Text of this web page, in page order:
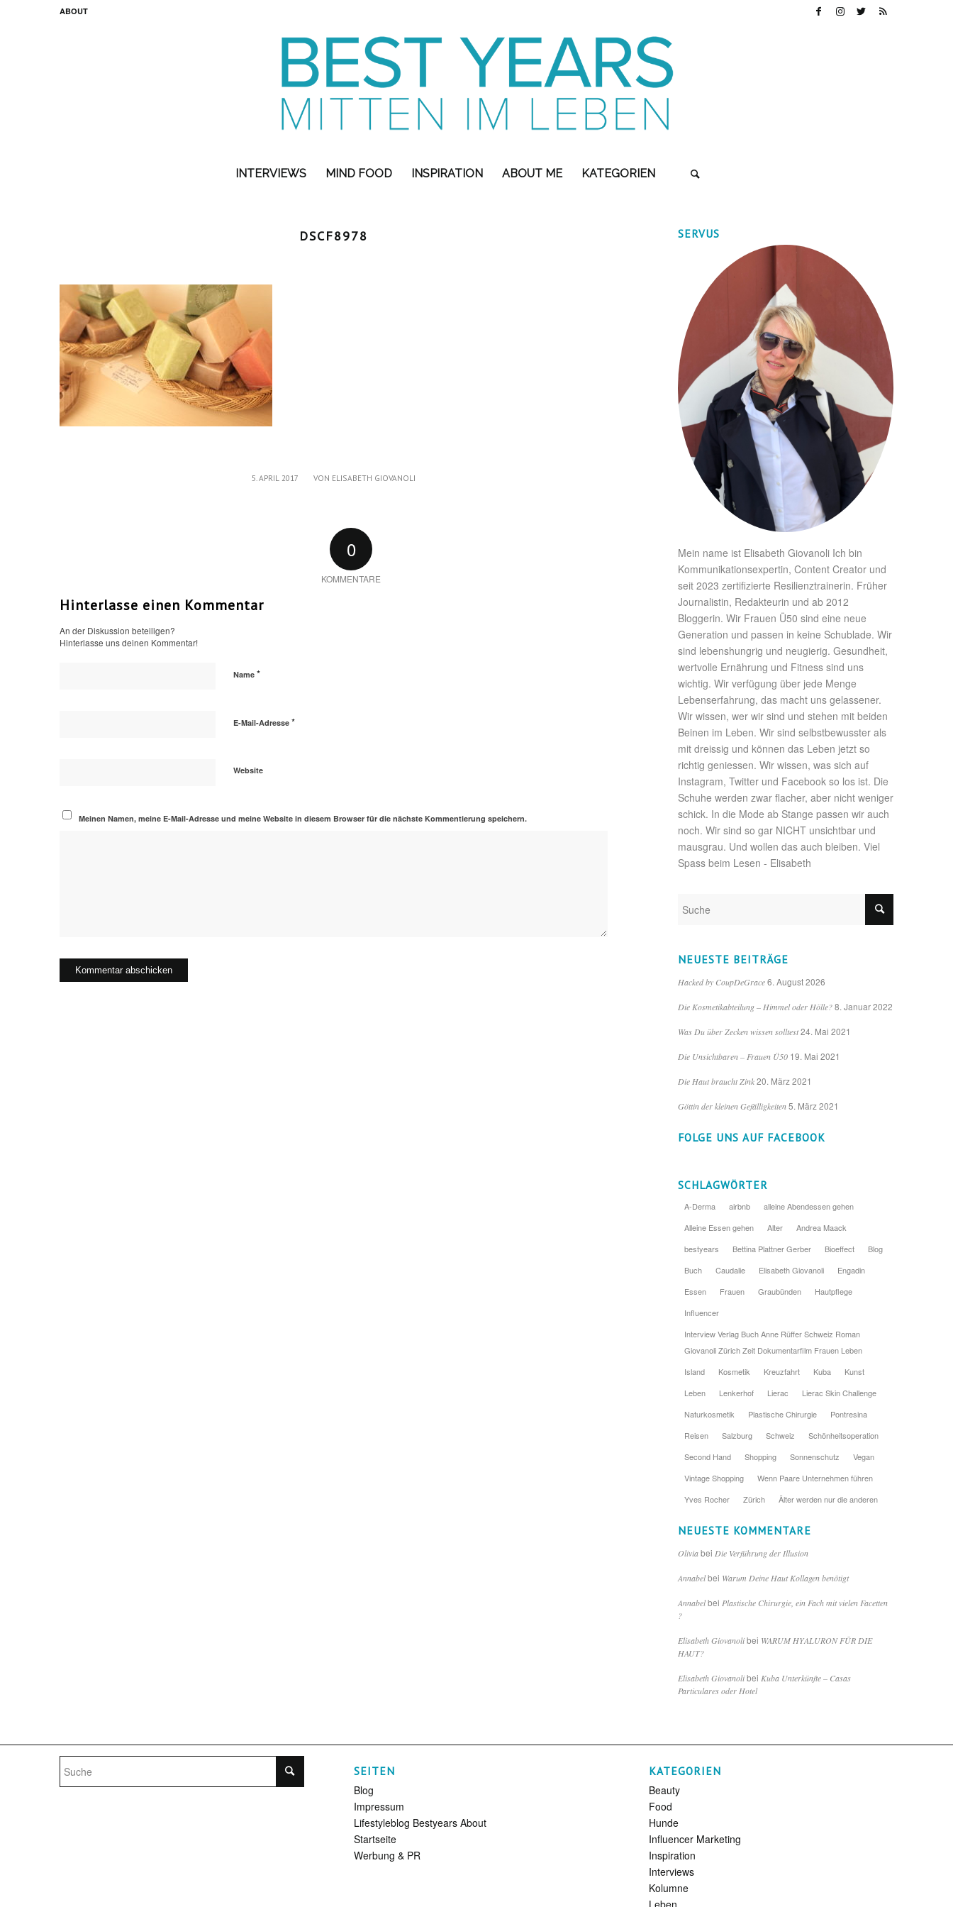
ABOUT
INTERVIEWS MIND FOOD INSPIRATION ABOUT ME KATEGORIEN
DSCF8978
5. APRIL 2017
/ VON ELISABETH GIOVANOLI
0
KOMMENTARE
Hinterlasse einen Kommentar
An der Diskussion beteiligen?
Hinterlasse uns deinen Kommentar!
Name *
E-Mail-Adresse *
Website
Meinen Namen, meine E-Mail-Adresse und meine Website in diesem Browser für die nächste Kommentierung speichern.
SERVUS
Mein name ist Elisabeth Giovanoli Ich bin
Kommunikationsexpertin, Content Creator und
seit 2023 zertifizierte Resilienztrainerin. Früher
Journalistin, Redakteurin und ab 2012
Bloggerin. Wir Frauen Ü50 sind eine neue
Generation und passen in keine Schublade. Wir
sind lebenshungrig und neugierig. Gesundheit,
wertvolle Ernährung und Fitness sind uns
wichtig. Wir verfügung über jede Menge
Lebenserfahrung, das macht uns gelassener.
Wir wissen, wer wir sind und stehen mit beiden
Beinen im Leben. Wir sind selbstbewusster als
mit dreissig und können das Leben jetzt so
richtig geniessen. Wir wissen, was sich auf
Instagram, Twitter und Facebook so los ist. Die
Schuhe werden zwar flacher, aber nicht weniger
schick. In die Mode ab Stange passen wir auch
noch. Wir sind so gar NICHT unsichtbar und
mausgrau. Und wollen das auch bleiben. Viel
Spass beim Lesen - Elisabeth
NEUESTE BEITRÄGE
Hacked by CoupDeGrace 6. August 2026
Die Kosmetikabteilung – Himmel oder Hölle? 8. Januar 2022
Was Du über Zecken wissen solltest 24. Mai 2021
Die Unsichtbaren – Frauen Ü50 19. Mai 2021
Die Haut braucht Zink 20. März 2021
Göttin der kleinen Gefälligkeiten 5. März 2021
FOLGE UNS AUF FACEBOOK
SCHLAGWÖRTER
A-Derma airbnb
alleine Abendessen gehen
Alleine Essen gehen
Alter
Andrea Maack
bestyears
Bettina Plattner Gerber Bioeffect
Blog
Buch
Caudalie Elisabeth Giovanoli
Engadin
Essen
Frauen Graubünden
Hautpflege
Influencer
Interview Verlag Buch Anne Rüffer Schweiz Roman
Giovanoli Zürich Zeit Dokumentarfilm Frauen Leben
Island
Kosmetik Kreuzfahrt Kuba
Kunst
Leben
Lenkerhof Lierac
Lierac Skin Challenge
Naturkosmetik
Plastische Chirurgie
Pontresina
Reisen
Salzburg Schweiz
Schönheitsoperation
Second Hand
Shopping Sonnenschutz
Vegan
Vintage Shopping
Wenn Paare Unternehmen führen
Yves Rocher
Zürich Älter werden nur die anderen
NEUESTE KOMMENTARE
Oliviabei Die Verführung der Illusion
Annabelbei Warum Deine Haut Kollagen benötigt
Annabelbei Plastische Chirurgie, ein Fach mit vielen Facetten
?
Elisabeth Giovanolibei WARUM HYALURON FÜR DIE
HAUT?
Elisabeth Giovanolibei Kuba Unterkünfte – Casas
Particulares oder Hotel
SEITEN
Blog
Impressum
Lifestyleblog Bestyears About
Startseite
Werbung & PR
KATEGORIEN
Beauty
Food
Hunde
Influencer Marketing
Inspiration
Interviews
Kolumne
Leben